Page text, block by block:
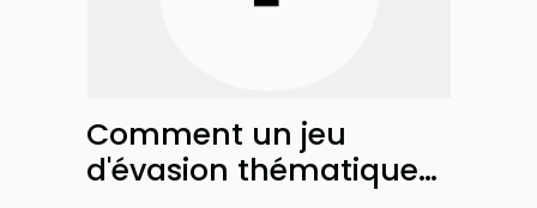
Comment un jeu
d'évasion thématique